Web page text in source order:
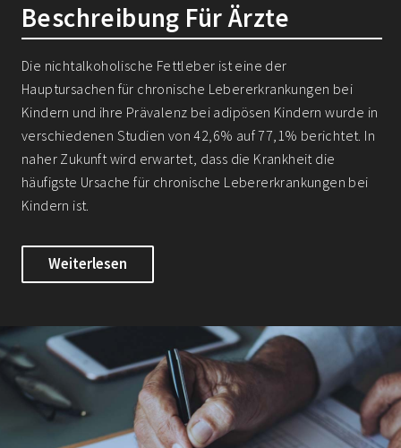
Beschreibung Für Ärzte
Die nichtalkoholische Fettleber ist eine der
Hauptursachen für chronische Lebererkrankungen bei
Kindern und ihre Prävalenz bei adipösen Kindern wurde in
verschiedenen Studien von 42,6% auf 77,1% berichtet. In
naher Zukunft wird erwartet, dass die Krankheit die
häufigste Ursache für chronische Lebererkrankungen bei
Kindern ist.
Weiterlesen